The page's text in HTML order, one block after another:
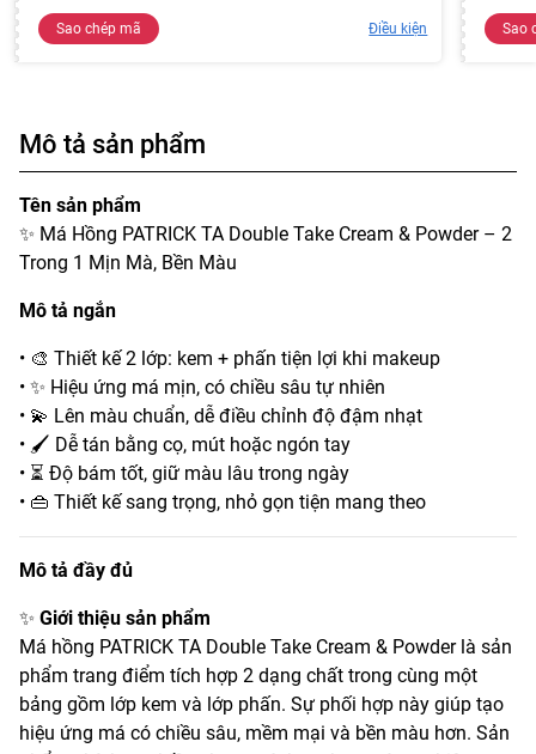
Sao chép mã Điều kiện Sao
Mô tả sản phẩm
Tên sản phẩm
✨ Má Hồng PATRICK TA Double Take Cream & Powder – 2
Trong 1 Mịn Mà, Bền Màu
Mô tả ngắn
• 🎨 Thiết kế 2 lớp: kem + phấn tiện lợi khi makeup
• ✨ Hiệu ứng má mịn, có chiều sâu tự nhiên
• 💫 Lên màu chuẩn, dễ điều chỉnh độ đậm nhạt
• 🖌️ Dễ tán bằng cọ, mút hoặc ngón tay
• ⏳ Độ bám tốt, giữ màu lâu trong ngày
• 👜 Thiết kế sang trọng, nhỏ gọn tiện mang theo
Mô tả đầy đủ
✨ Giới thiệu sản phẩm
Má hồng PATRICK TA Double Take Cream & Powder là sản
phẩm trang điểm tích hợp 2 dạng chất trong cùng một
bảng gồm lớp kem và lớp phấn. Sự phối hợp này giúp tạo
hiệu ứng má có chiều sâu, mềm mại và bền màu hơn. Sản